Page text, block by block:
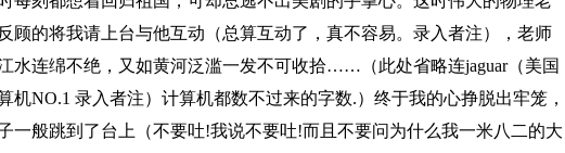
顾的将我请上台与他互动（总算互动了，真不容易。录入者注），老师
水连绵不绝，又如黄河泛滥一发不可收拾……（此处省略连jaguar（美国
机NO.1 录入者注）计算机都数不过来的字数.）终于我的心挣脱出牢笼，
一般跳到了台上（不要吐!我说不要吐!而且不要问为什么我一米八二的大